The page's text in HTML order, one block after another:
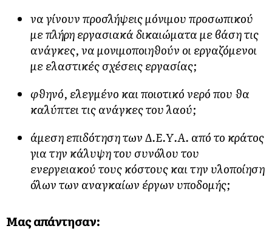
να γίνουν προσλήψεις μόνιμου προσωπικού
με πλήρη εργασιακά δικαιώματα με βάση τις
ανάγκες, να μονιμοποιηθούν οι εργαζόμενοι
με ελαστικές σχέσεις εργασίας;
φθηνό, ελεγμένο και ποιοτικό νερό που θα
καλύπτει τις ανάγκες του λαού;
άμεση επιδότηση των Δ.Ε.Υ.Α. από το κράτος
για την κάλυψη του συνόλου του
ενεργειακού τους κόστους και την υλοποίηση
όλων των αναγκαίων έργων υποδομής;
Μας απάντησαν: